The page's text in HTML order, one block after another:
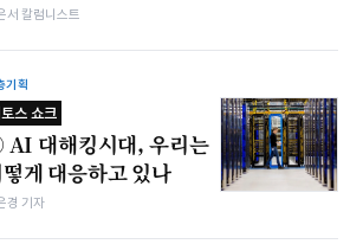
서 칼럼니스트
기획
스 쇼크
대해킹시대, 우리는
게 대응하고 있나
경 기자